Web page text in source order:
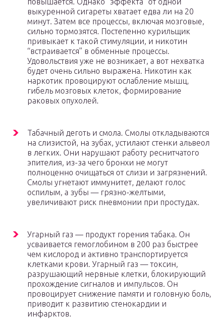
выкуренной сигареты хватает едва ли на 20
минут. Затем все процессы, включая мозговые,
сильно тормозятся. Постепенно курильщик
привыкает к такой стимуляции, и никотин
“встраивается” в обменные процессы.
Удовольствия уже не возникает, а вот нехватка
будет очень сильно выражена. Никотин как
наркотик провоцируют ослабление мышц,
гибель мозговых клеток, формирование
раковых опухолей.
Табачный деготь и смола. Смолы откладываются
на слизистой, на зубах, устилают стенки альвеол
в легких. Они нарушают работу реснитчатого
эпителия, из-за чего бронхи не могут
полноценно очищаться от слизи и загрязнений.
Смолы угнетают иммунитет, делают голос
оспилым, а зубы — грязно-желтыми,
увеличивают риск пневмонии при простудах.
Угарный газ — продукт горения табака. Он
усваивается гемоглобином в 200 раз быстрее
чем кислород и активно транспортируется
клетками крови. Угарный газ — токсин,
разрушающий нервные клетки, блокирующий
прохождение сигналов и импульсов. Он
провоцирует снижение памяти и головную боль,
приводит к развитию стенокардии и
инфарктов.